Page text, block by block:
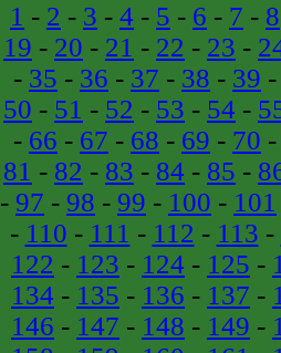
1 - 2 - 3 - 4 - 5 - 6 - 7 - 8
19 - 20 - 21 - 22 - 23 -
- 35 - 36 - 37 - 38 - 39
50 - 51 - 52 - 53 - 54 -
- 66 - 67 - 68 - 69 - 70
81 - 82 - 83 - 84 - 85 -
- 97 - 98 - 99 - 100 - 101
- 110 - 111 - 112 - 113 -
122 - 123 - 124 - 125 -
134 - 135 - 136 - 137 -
146 - 147 - 148 - 149 -